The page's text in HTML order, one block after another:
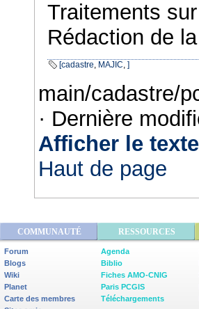
Traitements
Rédaction de
[cadastre, MAJIC, ]
main/cadastre/
· Dernière
Afficher le
Haut de page
COMMUNAUTÉ RESSOURCES
Forum
Blogs
Wiki
Planet
Carte des membres
Agenda
Biblio
Fiches AMO-CNIG
Paris PCGIS
Téléchargements